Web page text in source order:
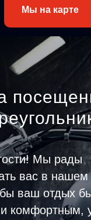
Мы на карте
Мы рады
вас в нашем
ваш отдых
комфортным,